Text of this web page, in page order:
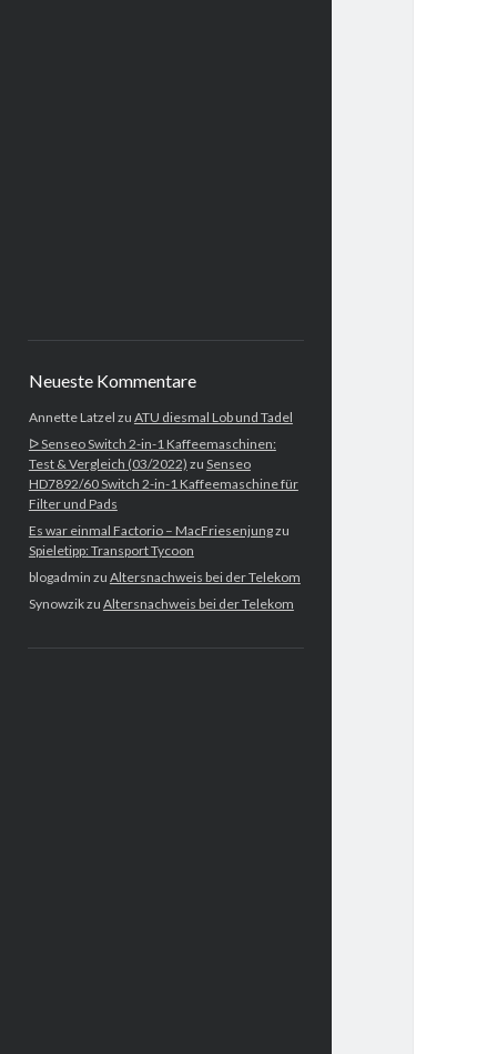
Neueste Kommentare
Annette Latzel zu ATU diesmal Lob und Tadel
ᐅ Senseo Switch 2-in-1 Kaffeemaschinen:
Test & Vergleich (03/2022) zu Senseo
HD7892/60 Switch 2-in-1 Kaffeemaschine für
Filter und Pads
Es war einmal Factorio – MacFriesenjungzu
Spieletipp: Transport Tycoon
blogadmin zu Altersnachweis bei der Telekom
Synowzikzu Altersnachweis bei der Telekom